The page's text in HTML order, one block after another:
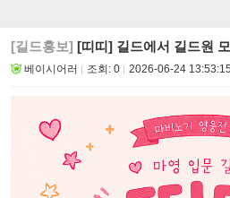
[길드홍보] [띠띠] 길드에서 길드원
베이시어러 조회: 0 2026-06-24 13:53:15